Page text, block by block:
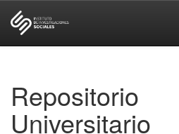
Repositorio
Universitario